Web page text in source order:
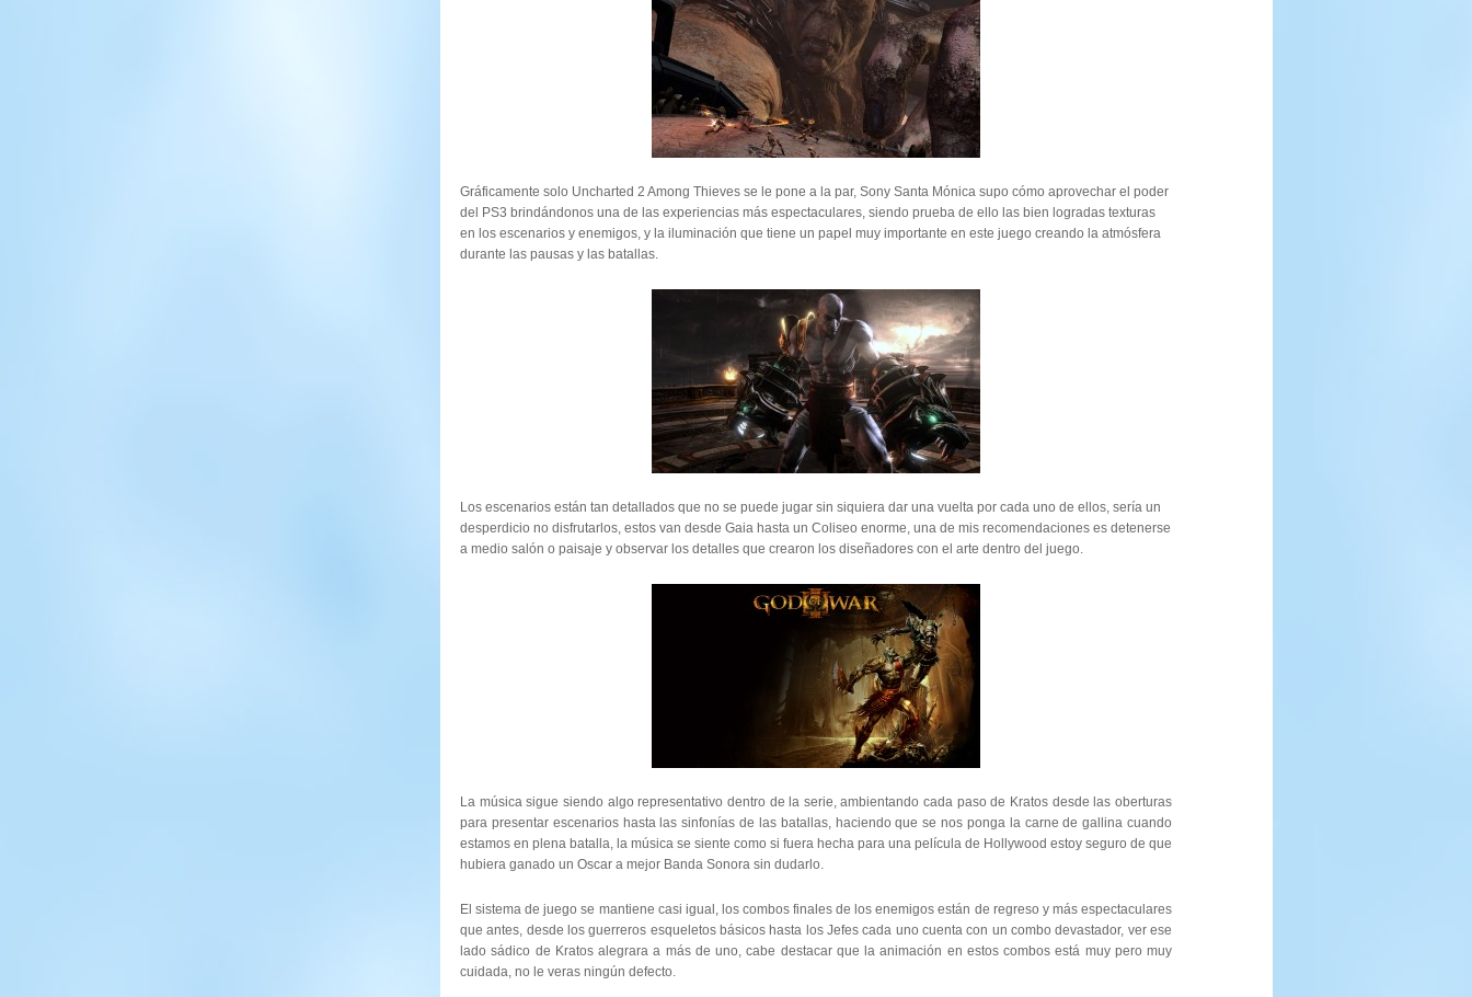
Gráficamente solo Uncharted 2 Among Thieves se le pone a la par, Sony Santa Mónica supo cómo aprovechar el poder
del PS3 brindándonos una de las experiencias más espectaculares, siendo prueba de ello las bien logradas texturas
en los escenarios y enemigos, y la iluminación que tiene un papel muy importante en este juego creando la atmósfera
durante las pausas y las batallas.
Los escenarios están tan detallados que no se puede jugar sin siquiera dar una vuelta por cada uno de ellos, sería un
desperdicio no disfrutarlos, estos van desde Gaia hasta un Coliseo enorme, una de mis recomendaciones es detenerse
a medio salón o paisaje y observar los detalles que crearon los diseñadores con el arte dentro del juego.
La música sigue siendo algo representativo dentro de la serie, ambientando cada paso de Kratos desde las oberturas
para presentar escenarios hasta las sinfonías de las batallas, haciendo que se nos ponga la carne de gallina cuando
estamos en plena batalla, la música se siente como si fuera hecha para una película de Hollywood estoy seguro de que
hubiera ganado un Oscar a mejor Banda Sonora sin dudarlo.
El sistema de juego se mantiene casi igual, los combos finales de los enemigos están de regreso y más espectaculares
que antes, desde los guerreros esqueletos básicos hasta los Jefes cada uno cuenta con un combo devastador, ver ese
lado sádico de Kratos alegrara a más de uno, cabe destacar que la animación en estos combos está muy pero muy
cuidada, no le veras ningún defecto.